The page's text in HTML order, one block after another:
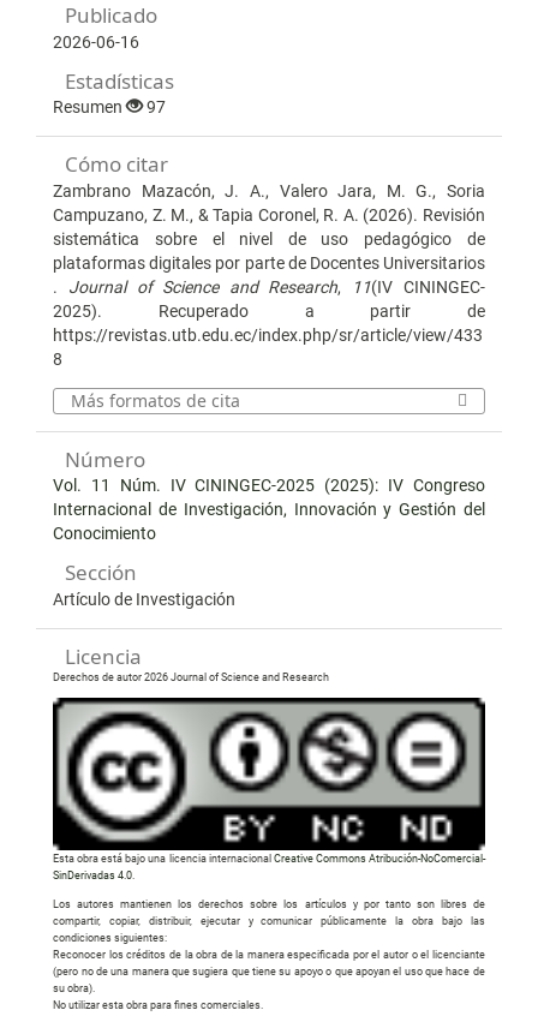
Publicado
2026-06-16
Estadísticas
Resumen 97
Cómo citar
Zambrano Mazacón, J. A., Valero Jara, M. G., Soria
Campuzano, Z. M., & Tapia Coronel, R. A. (2026). Revisión
sistemática sobre el nivel de uso pedagógico de
plataformas digitales por parte de Docentes Universitarios
. Journal of Science and Research, 11(IV CININGEC-
2025). Recuperado a partir de
https://revistas.utb.edu.ec/index.php/sr/article/view/433
8
Más formatos de cita
Número
Vol. 11 Núm. IV CININGEC-2025 (2025): IV Congreso
Internacional de Investigación, Innovación y Gestión del
Conocimiento
Sección
Artículo de Investigación
Licencia
Derechos de autor 2026 Journal of Science and Research
Esta obra está bajo una licencia internacionalCreative Commons Atribución-NoComercial-
SinDerivadas 4.0
Los autores mantienen los derechos sobre los artículos y por tanto son libres de
compartir, copiar, distribuir, ejecutar y comunicar públicamente la obra bajo las
condiciones siguientes:
Reconocer los créditos de la obra de la manera especificada por el autor o el licenciante
(pero no de una manera que sugiera que tiene su apoyo o que apoyan el uso que hace de
su obra).
No utilizar esta obra para fines comerciales.